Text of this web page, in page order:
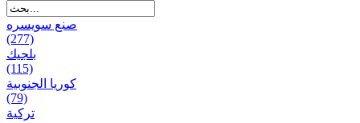
صنع سویسره
(277)
بلجيك
(115)
كوريا الجنوبية
(79)
تركية